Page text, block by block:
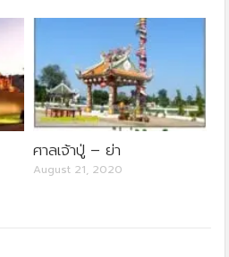
ศาลเจ้าปู่ – ย่า
August 21, 2020